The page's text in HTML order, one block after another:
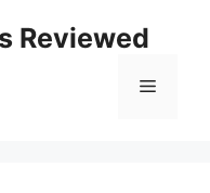
Reviewed
Menu